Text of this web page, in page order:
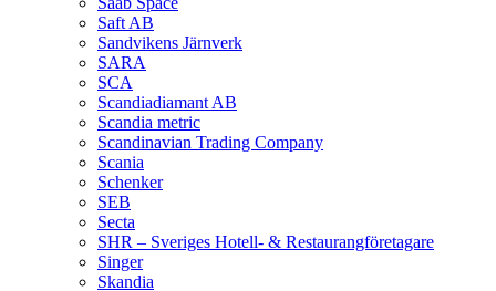
Saft AB
Sandvikens Järnverk
SARA
SCA
Scandiadiamant AB
Scandia metric
Scandinavian Trading Company
Scania
Schenker
SEB
Secta
SHR – Sveriges Hotell- & Restaurangföretagare
Singer
Skandia